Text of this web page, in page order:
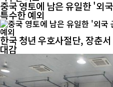
중국 영토에 남은 유일한 '외
특수한 예외
한국 청년 우호사절단, 장춘
대감